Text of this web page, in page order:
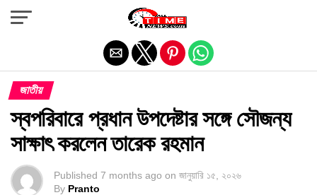
জাতীয়
স্বপরিবারে প্রধান উপদেষ্টার সঙ্গে সৌজন্য
সাক্ষাৎ করলেন তারেক রহমান
Published 7 months ago on জানুয়ারি ১৫, ২০২৬
By Pranto
Exit mobile version